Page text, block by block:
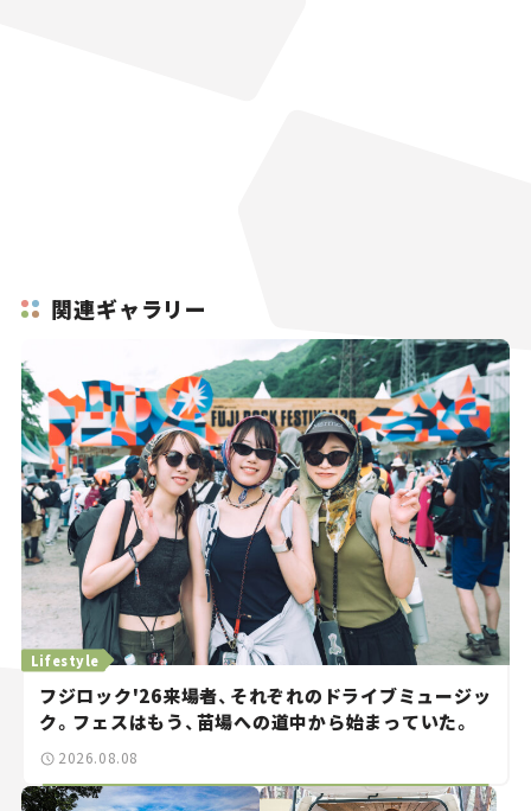
関連ギャラリー
Lifestyle
フジロック'26来場者、それぞれのドライブミュージッ
ク。フェスはもう、苗場への道中から始まっていた。
2026.08.08